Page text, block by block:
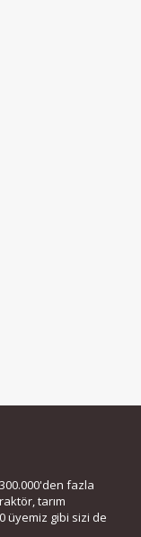
fazla
tarım
üyemiz gibi sizi de